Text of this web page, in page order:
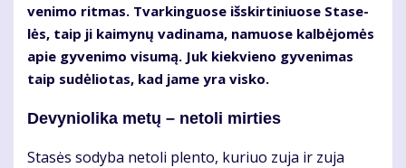
ve­ni­mo rit­mas. Tvar­kin­guo­se iš­skir­ti­niuo­se Sta­se­
lės, taip ji kai­my­nų va­di­na­ma, na­muo­se kal­bė­jo­mės
apie gy­ve­ni­mo vi­su­mą. Juk kiek­vie­no gy­ve­ni­mas
taip su­dė­lio­tas, kad ja­me yra vis­ko.
De­vy­nio­li­ka me­tų – ne­to­li mir­ties
Sta­sės so­dy­ba ne­to­li plen­to, ku­riuo zu­ja ir zu­ja